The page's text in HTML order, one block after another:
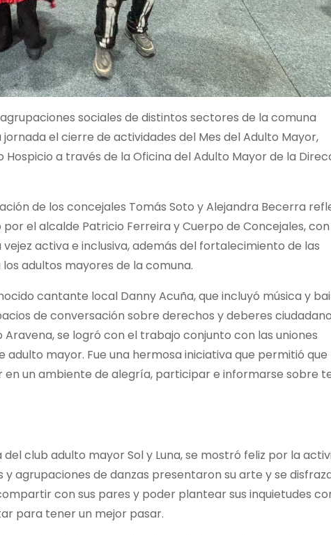
sociales de distintos sectores de la comuna
el cierre de actividades del Mes del Adulto Mayor,
a través de la Oficina del Adulto Mayor de la
de los concejales Tomás Soto y Alejandra Becerra
el alcalde Patricio Ferreira y Cuerpo de Concejales,
activa e inclusiva, además del fortalecimiento de las
adultos mayores de la comuna.
cantante local Danny Acuña, que incluyó música y
de conversación sobre derechos y deberes
Aravena, se logró con el trabajo conjunto con las uniones
adulto mayor. Fue una hermosa iniciativa que permitió que
un ambiente de alegría, participar e informarse sobre
club adulto mayor Sol y Luna, se mostró feliz por la
agrupaciones de danzas presentaron su arte y se
con sus pares y poder plantear sus inquietudes
para tener un mejor pasar.